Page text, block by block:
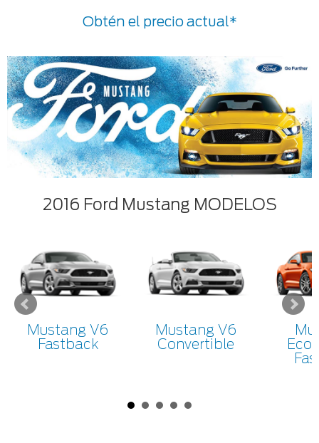
Obtén el precio actual*
2016 Ford Mustang MODELOS
Mustang V6
Fastback
Mustang V6
Convertible